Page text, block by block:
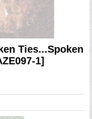
Ties...Spoken
1]